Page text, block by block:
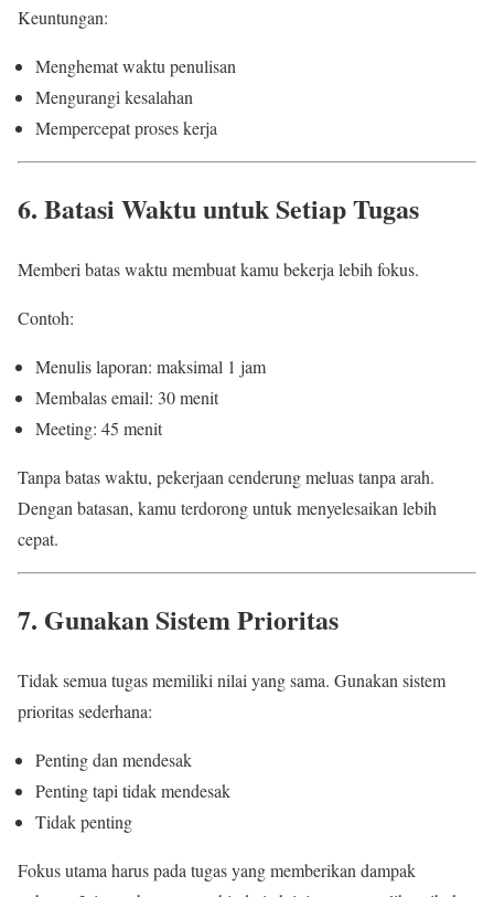
Keuntungan:
Menghemat waktu penulisan
Mengurangi kesalahan
Mempercepat proses kerja
6. Batasi Waktu untuk Setiap Tugas
Memberi batas waktu membuat kamu bekerja lebih fokus.
Contoh:
Menulis laporan: maksimal 1 jam
Membalas email: 30 menit
Meeting: 45 menit
Tanpa batas waktu, pekerjaan cenderung meluas tanpa arah.
Dengan batasan, kamu terdorong untuk menyelesaikan lebih
cepat.
7. Gunakan Sistem Prioritas
Tidak semua tugas memiliki nilai yang sama. Gunakan sistem
prioritas sederhana:
Penting dan mendesak
Penting tapi tidak mendesak
Tidak penting
Fokus utama harus pada tugas yang memberikan dampak